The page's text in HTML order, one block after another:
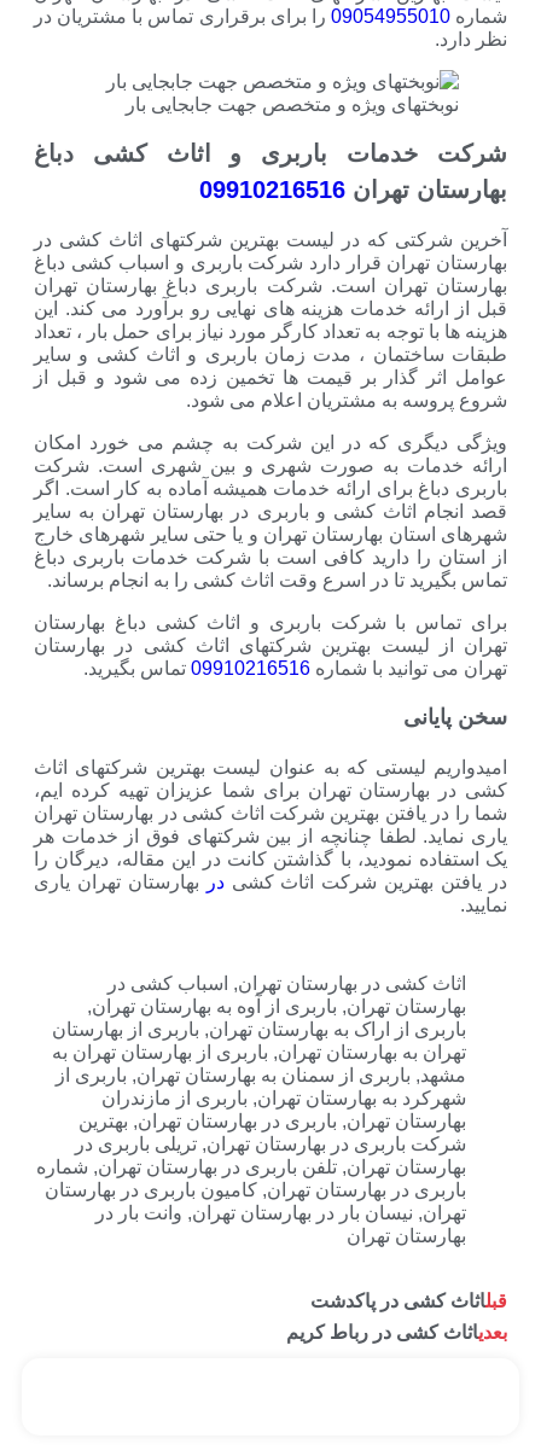
را برای برقراری تماس با مشتریان در
ویژه و متخصص جهت جابجایی بار
باربری و اثاث کشی دباغ
تهران09910216516
که در لیست بهترین شرکتهای اثاث کشی در
تهران قرار دارد شرکت باربری و اسباب کشی دباغ
تهران است. شرکت باربری دباغ بهارستان تهران
خدمات هزینه های نهایی رو برآورد می کند. این
توجه به تعداد کارگر مورد نیاز برای حمل بار ، تعداد
، مدت زمان باربری و اثاث کشی و سایر
گذار بر قیمت ها تخمین زده می شود و قبل از
به مشتریان اعلام می شود.
که در این شرکت به چشم می خورد امکان
به صورت شهری و بین شهری است. شرکت
برای ارائه خدمات همیشه آماده به کار است. اگر
اثاث کشی و باربری در بهارستان تهران به سایر
بهارستان تهران و یا حتی سایر شهرهای خارج
را دارید کافی است با شرکت خدمات باربری دباغ
تا در اسرع وقت اثاث کشی را به انجام برساند.
با شرکت باربری و اثاث کشی دباغ بهارستان
لیست بهترین شرکتهای اثاث کشی در بهارستان
با شماره09910216516تماس بگیرید.
لیستی که به عنوان لیست بهترین شرکتهای اثاث
تهران برای شما عزیزان تهیه کرده ایم،
یافتن بهترین شرکت اثاث کشی در بهارستان تهران
لطفا چنانچه از بین شرکتهای فوق از خدمات هر
نمودید، با گذاشتن کانت در این مقاله، دیرگان را
بهترین شرکت اثاث کشیدربهارستان تهران یاری
کشی در بهارستان تهران, اسباب کشی در
تهران, باربری از آوه به بهارستان تهران,
از اراک به بهارستان تهران, باربری از بهارستان
به بهارستان تهران, باربری از بهارستان تهران به
باربری از سمنان به بهارستان تهران, باربری از
به بهارستان تهران, باربری از مازندران
تهران, باربری در بهارستان تهران, بهترین
باربری در بهارستان تهران, تریلی باربری در
تهران, تلفن باربری در بهارستان تهران, شماره
در بهارستان تهران, کامیون باربری در بهارستان
نیسان بار در بهارستان تهران, وانت بار در
تهران
در پاکدشت
در رباط کریم